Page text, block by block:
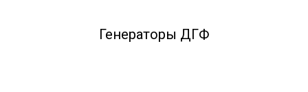
Генераторы ДГФ